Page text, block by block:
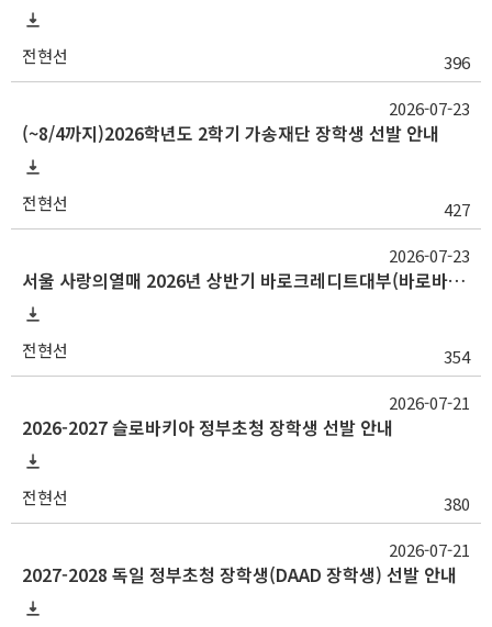
전현선 396
(~8/4까지)2026학년도 2학기 가송재단 장학생 선발 안내
전현선 427
2026-07-23
서울 사랑의열매 2026년 상반기 바로크레디트대부(바로바로론) 사랑나눔장학금
전현선 354
2026-07-23
2026-2027 슬로바키아 정부초청 장학생 선발 안내
전현선 380
2026-07-21
2027-2028 독일 정부초청 장학생(DAAD 장학생) 선발 안내
2026-07-21